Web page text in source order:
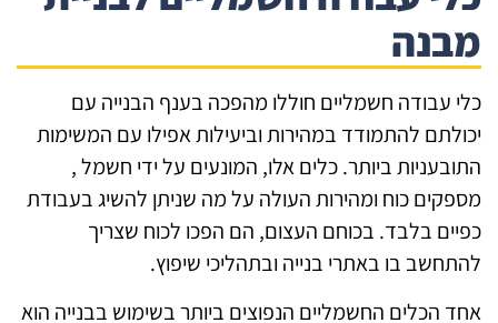
עבודה חשמליים חוללו מהפכה בענף הבנייה עם
להתמודד במהירות וביעילות אפילו עם המשימות
ביותר. כלים אלו, המונעים על ידי חשמל ,
כוח ומהירות העולה על מה שניתן להשיג בעבודת
בלבד. בכוחם העצום, הם הפכו לכוח שצריך
בו באתרי בנייה ובתהליכי שיפוץ.
הכלים החשמליים הנפוצים ביותר בשימוש בבנייה הוא